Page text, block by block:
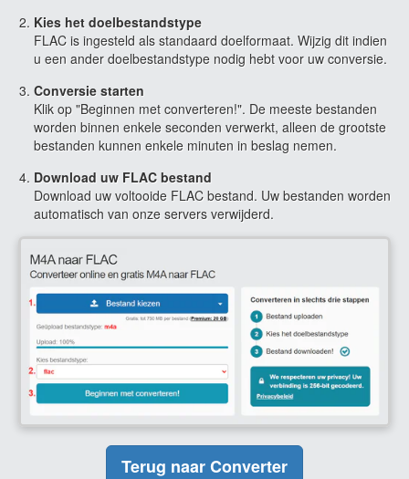
Kies het doelbestandstype
FLAC is ingesteld als standaard doelformaat. Wijzig dit indien
u een ander doelbestandstype nodig hebt voor uw conversie.
Conversie starten
Klik op "Beginnen met converteren!". De meeste bestanden
worden binnen enkele seconden verwerkt, alleen de grootste
bestanden kunnen enkele minuten in beslag nemen.
Download uw FLAC bestand
Download uw voltooide FLAC bestand. Uw bestanden worden
automatisch van onze servers verwijderd.
Terug naar Converter